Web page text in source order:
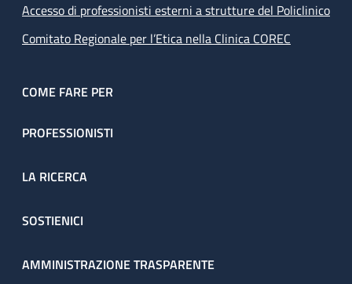
Accesso di professionisti esterni a strutture del Policlinico
Comitato Regionale per l’Etica nella Clinica COREC
COME FARE PER
PROFESSIONISTI
LA RICERCA
SOSTIENICI
AMMINISTRAZIONE TRASPARENTE